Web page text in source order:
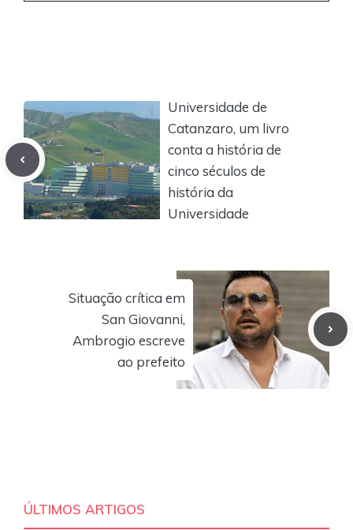
Universidade de
Catanzaro, um livro
conta a história de
cinco séculos de
história da
Universidade
Situação crítica em
San Giovanni,
Ambrogio escreve
ao prefeito
ÚLTIMOS ARTIGOS